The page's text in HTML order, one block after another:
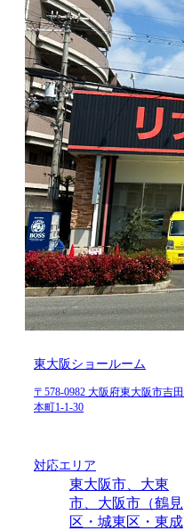
東大阪ショールーム
〒578-0982 大阪府東大阪市吉田
本町1-1-30
対応エリア
東大阪市、大東
市、大阪市（鶴見
区・城東区・東成